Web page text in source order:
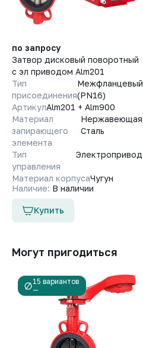
по запросу
Затвор дисковый поворотный
с эл приводом Alm201
Тип
присоединения
Межфланцевый
(PN16)
АртикулAlm201 + Alm900
Материал
запирающего
элемента
Нержавеющая
Сталь
Тип
управления
Электропривод
Материал корпусаЧугун
Наличие: В наличии
Купить
Могут пригодиться
15 вариантов
—